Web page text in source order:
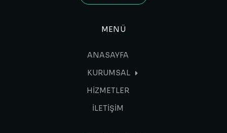
MENÜ
ANASAYFA
KURUMSAL
HİZMETLER
İLETİŞİM